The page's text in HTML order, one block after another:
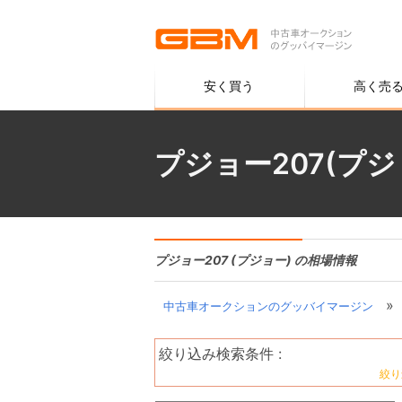
安く買う 高く売
プジョー207(プ
プジョー207 (プジョー) の相場情報
中古車オークションのグッバイマージン »
絞り込み検索条件 :
絞